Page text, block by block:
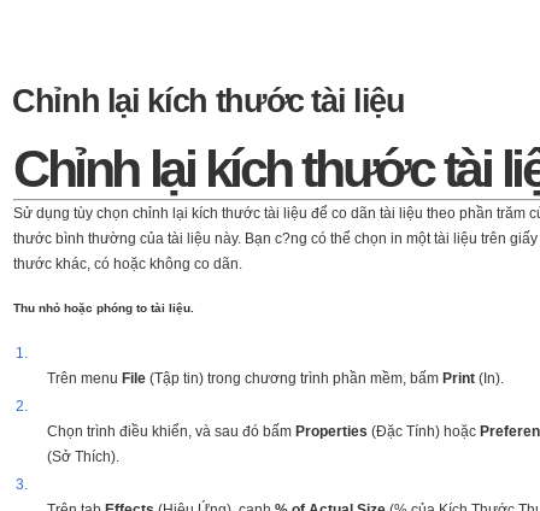
Chỉnh lại kích thước tài liệu
Chỉnh lại kích thước tài
Sử dụng tùy chọn chỉnh lại kích thước tài liệu để co dãn tài liệu theo phần trăm
thước bình thường của tài liệu này. Bạn c?ng có thể chọn in một tài liệu trên
thước khác, có hoặc không co dãn.
Thu nhỏ hoặc phóng to tài liệu.
1.
Trên menu File (Tập tin) trong chương trình phần mềm, bấm Print (In).
2.
Chọn trình điều khiển, và sau đó bấm Properties (Đặc Tính) hoặc
(Sở Thích).
3.